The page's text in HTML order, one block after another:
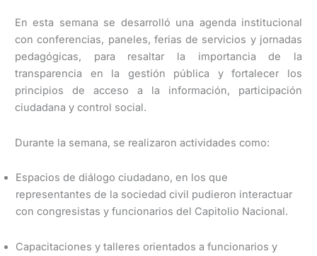
En esta semana se desarrolló una agenda institucional
con conferencias, paneles, ferias de servicios y jornadas
pedagógicas, para resaltar la importancia de la
transparencia en la gestión pública y fortalecer los
principios de acceso a la información, participación
ciudadana y control social.
Durante la semana, se realizaron actividades como:
Espacios de diálogo ciudadano, en los que
representantes de la sociedad civil pudieron interactuar
con congresistas y funcionarios del Capitolio Nacional.
Capacitaciones y talleres orientados a funcionarios y